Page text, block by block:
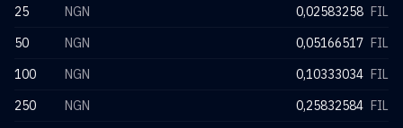
25
NGN 0,02583258 FIL
50
NGN 0,05166517 FIL
100
NGN 0,10333034 FIL
250
NGN 0,25832584 FIL